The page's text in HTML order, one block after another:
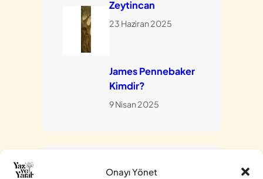
Onayı Yönet
Zeytincan
23 Haziran 2025
James Pennebaker
Kimdir?
9 Nisan 2025